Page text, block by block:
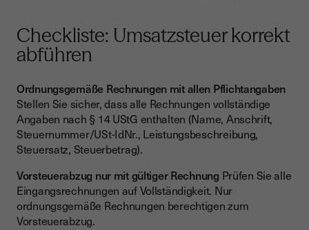
Checkliste: Umsatzsteuer korrekt
abführen
Ordnungsgemäße Rechnungen mit allen Pflichtangaben
Stellen Sie sicher, dass alle Rechnungen vollständige
Angaben nach § 14 UStG enthalten (Name, Anschrift,
Steuernummer/USt-IdNr., Leistungsbeschreibung,
Steuersatz, Steuerbetrag).
Vorsteuerabzug nur mit gültiger Rechnung Prüfen Sie alle
Eingangsrechnungen auf Vollständigkeit. Nur
ordnungsgemäße Rechnungen berechtigen zum
Vorsteuerabzug.